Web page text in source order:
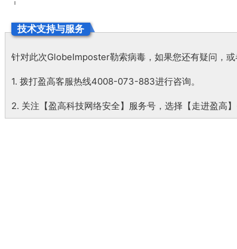
技术支持与服务
针对此次GlobeImposter勒索病毒，如果您还有疑问，
1. 拨打盈高客服热线4008-073-883进行咨询。
2. 关注【盈高科技网络安全】服务号，选择【走进盈高